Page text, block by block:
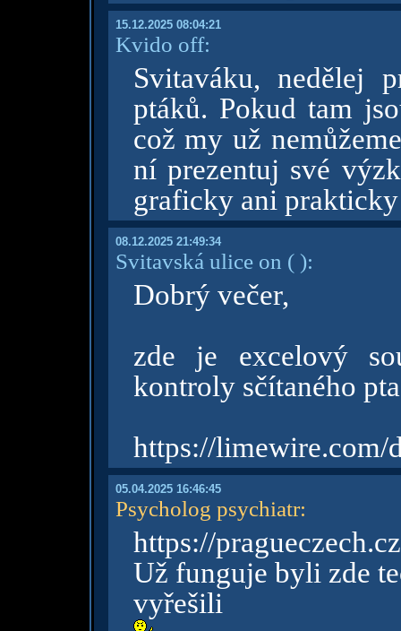
15.12.2025 08:04:21
Kvido off:
Svitaváku, nedělej
ptáků. Pokud tam
což my už
ní prezentuj své
graficky ani
08.12.2025 21:49:34
Svitavská ulice on ( ):
Dobrý večer,
zde je excelový
kontroly sčítaného
https://limewire.com/
05.04.2025 16:46:45
Psycholog psychiatr:
https://
Už funguje byli zde
vyřešili